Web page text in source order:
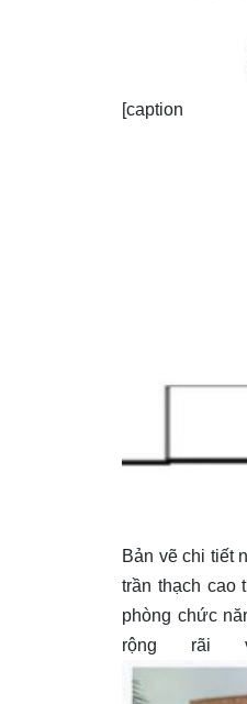
[caption
Bản vẽ chi tiết
trần thạch cao
phòng chức
rộng rãi và